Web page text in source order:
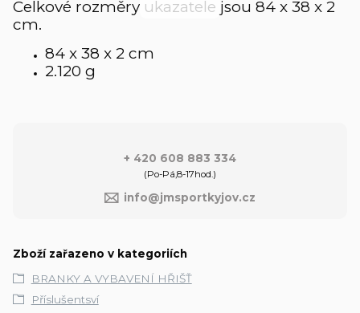
Celkové rozměry ukazatele jsou 84 x 38 x 2
cm.
84 x 38 x 2 cm
2.120 g
+ 420 608 883 334
(Po-Pá,8-17hod.)
info@jmsportkyjov.cz
Zboží zařazeno v kategoriích
BRANKY A VYBAVENÍ HŘIŠŤ
Příslušentsví